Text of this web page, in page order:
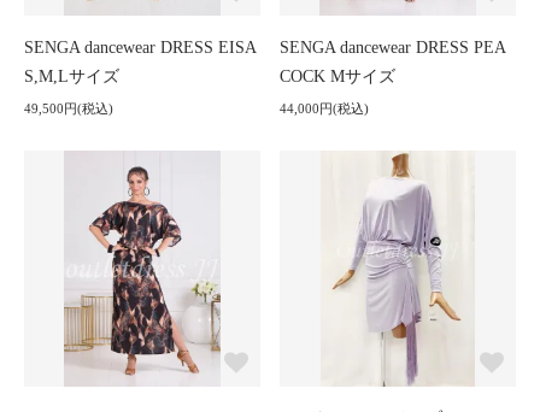
SENGA dancewear DRESS EISA
S,M,Lサイズ
49,500円(税込)
SENGA dancewear DRESS PEA
COCK Mサイズ
44,000円(税込)